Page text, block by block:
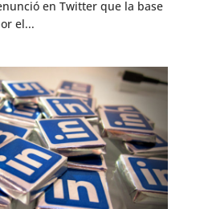
en Twitter que la base
el...